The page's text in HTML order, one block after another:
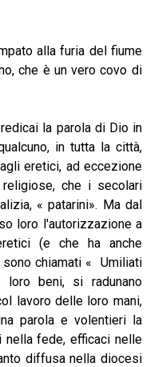
alla furia del fiume
che è un vero covo di
la parola di Dio in
in tutta la città,
eretici, ad eccezione
che i secolari
« patarini». Ma dal
loro l'autorizzazione a
(e che ha anche
sono chiamati « Umiliati
beni, si radunano
lavoro delle loro mani,
parola e volentieri la
fede, efficaci nelle
diffusa nella diocesi